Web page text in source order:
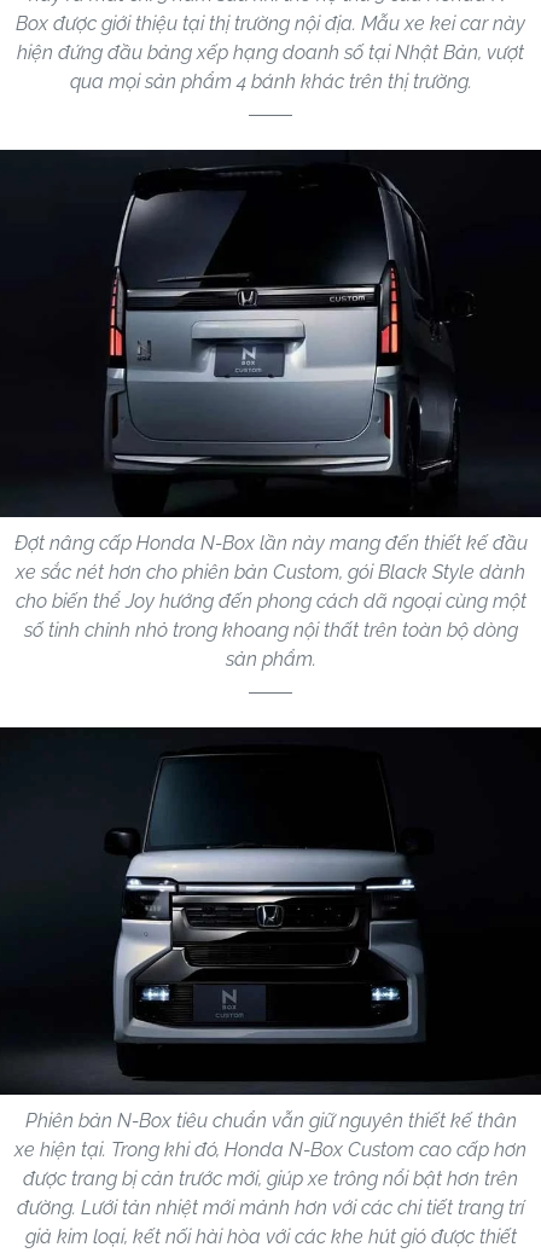
Box được giới thiệu tại thị trường nội địa. Mẫu xe kei car này
hiện đứng đầu bảng xếp hạng doanh số tại Nhật Bản, vượt
qua mọi sản phẩm 4 bánh khác trên thị trường.
Đợt nâng cấp Honda N-Box lần này mang đến thiết kế đầu
xe sắc nét hơn cho phiên bản Custom, gói Black Style dành
cho biến thể Joy hướng đến phong cách dã ngoại cùng một
số tinh chỉnh nhỏ trong khoang nội thất trên toàn bộ dòng
sản phẩm.
Phiên bản N-Box tiêu chuẩn vẫn giữ nguyên thiết kế thân
xe hiện tại. Trong khi đó, Honda N-Box Custom cao cấp hơn
được trang bị cản trước mới, giúp xe trông nổi bật hơn trên
đường. Lưới tản nhiệt mới mảnh hơn với các chi tiết trang trí
giả kim loại, kết nối hài hòa với các khe hút gió được thiết